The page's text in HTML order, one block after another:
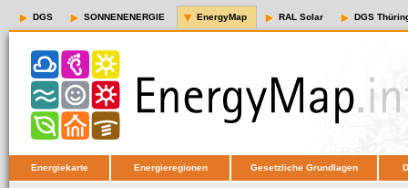
DGS SONNENENERGIE EnergyMap RAL Solar DGS
Energiekarte Energieregionen Gesetzliche Grundlagen